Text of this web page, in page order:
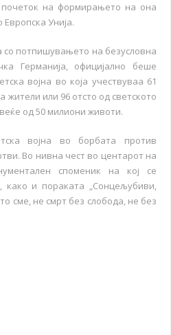
почеток на формирањето на она
Унија.
со потпишувањето на безусловна
Германија, официјално беше
војна во која учествуваа 61
жители или 96 отсто од светското
од 50 милиони животи.
војна во борбата против
Во нивна чест во центарот на
споменик на кој се
и пораката „Сонцељубиви,
сме, не смрт без слобода, не без